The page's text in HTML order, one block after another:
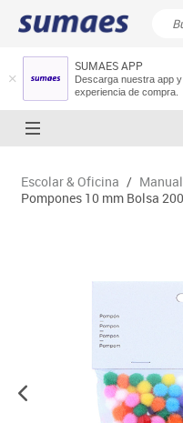
SUMAES APP
Descarga nuestra app
experiencia de compra.
Escolar & Oficina /
Pompones 10 mm Bolsa